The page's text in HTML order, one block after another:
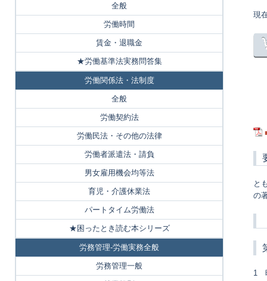
現
と
の
1
全般
労働時間
賃金・退職金
★労働基準法実務問答集
労働関係法・法制度
全般
労働契約法
労働民法・その他の法律
労働者派遣法・請負
男女雇用機会均等法
育児・介護休業法
パートタイム労働法
★困ったとき読む本シリーズ
労務管理-労働実務全般
労務管理一般